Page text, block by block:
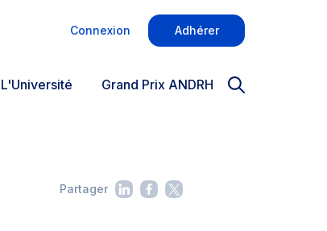
Connexion Adhérer
L'Université Grand Prix ANDRH
Partager